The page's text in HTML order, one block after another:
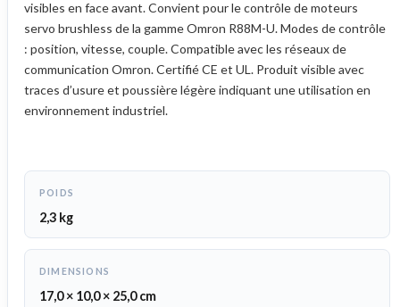
visibles en face avant. Convient pour le contrôle de moteurs
servo brushless de la gamme Omron R88M-U. Modes de contrôle
: position, vitesse, couple. Compatible avec les réseaux de
communication Omron. Certifié CE et UL. Produit visible avec
traces d’usure et poussière légère indiquant une utilisation en
environnement industriel.
POIDS
2,3 kg
DIMENSIONS
17,0 × 10,0 × 25,0 cm